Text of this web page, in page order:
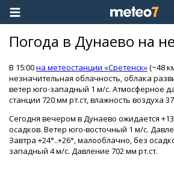
Погода в Дунаево на
В 15:00на метеостанции «Сретенск»(~48
незначительная облачность, облака
ветер юго-западный 1 м/с. Атмосферное
станции 720 мм рт.ст, влажность воздуха
Сегодня вечером в Дунаево ожидается
осадков. Ветер юго-восточный 1 м/с.
Завтра +24°..+26°, малооблачно, без
западный 4 м/с. Давление 702 мм рт.ст.